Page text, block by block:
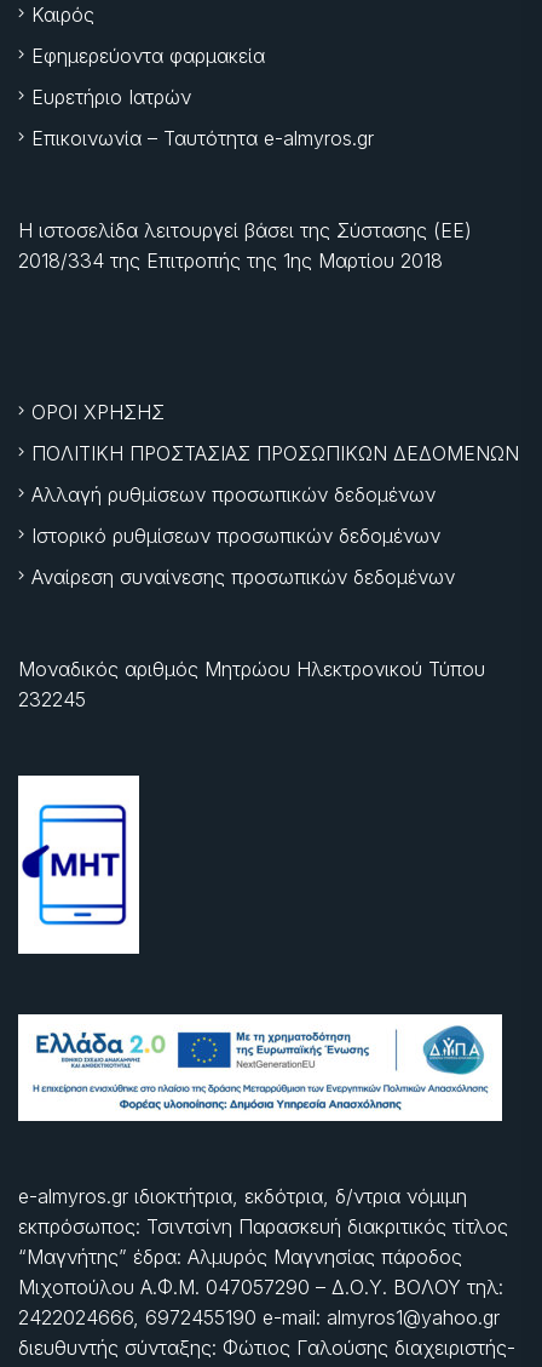
Καιρός
Εφημερεύοντα φαρμακεία
Ευρετήριο Ιατρών
Επικοινωνία – Ταυτότητα e-almyros.gr
Η ιστοσελίδα λειτουργεί βάσει της Σύστασης (ΕΕ)
2018/334 της Επιτροπής της 1ης Μαρτίου 2018
ΟΡΟΙ ΧΡΗΣΗΣ
ΠΟΛΙΤΙΚΗ ΠΡΟΣΤΑΣΙΑΣ ΠΡΟΣΩΠΙΚΩΝ ΔΕΔΟΜΕΝΩΝ
Αλλαγή ρυθμίσεων προσωπικών δεδομένων
Ιστορικό ρυθμίσεων προσωπικών δεδομένων
Αναίρεση συναίνεσης προσωπικών δεδομένων
Μοναδικός αριθμός Μητρώου Ηλεκτρονικού Τύπου
232245
e-almyros.gr ιδιοκτήτρια, εκδότρια, δ/ντρια νόμιμη
εκπρόσωπος: Τσιντσίνη Παρασκευή διακριτικός τίτλος
“Μαγνήτης” έδρα: Αλμυρός Μαγνησίας πάροδος
Μιχοπούλου Α.Φ.Μ. 047057290 – Δ.Ο.Υ. ΒΟΛΟΥ τηλ:
2422024666, 6972455190 e-mail: almyros1@yahoo.gr
διευθυντής σύνταξης: Φώτιος Γαλούσης διαχειριστής-